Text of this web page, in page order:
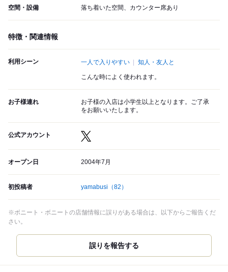
空間・設備 落ち着いた空間、カウンター席あり
特徴・関連情報
利用シーン 一人で入りやすい 知人・友人と
こんな時によく使われます。
お子様連れ
お子様の入店は小学生以上となります。ご了承
をお願いいたします。
公式アカウント
オープン日 2004年7月
初投稿者 yamabusi （82）
※ボニート・ボニートの店舗情報に誤りがある場合は、以下からご報告くだ
さい。
誤りを報告する